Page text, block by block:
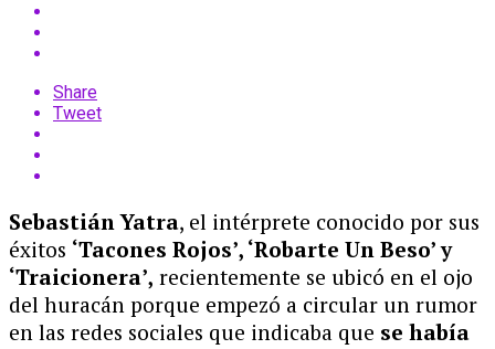
Share
Tweet
Sebastián Yatra, el intérprete conocido por sus
éxitos ‘Tacones Rojos’, ‘Robarte Un Beso’ y
‘Traicionera’, recientemente se ubicó en el ojo
del huracán porque empezó a circular un rumor
en las redes sociales que indicaba que se había